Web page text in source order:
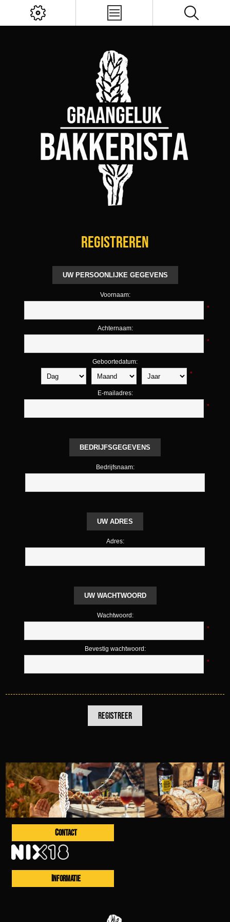
Registreren
UW PERSOONLIJKE GEGEVENS
Voornaam:
*
Achternaam:
*
Geboortedatum:
*
E-mailadres:
*
BEDRIJFSGEGEVENS
Bedrijfsnaam:
UW ADRES
Adres:
UW WACHTWOORD
Wachtwoord:
*
Bevestig wachtwoord:
*
CONTACT
INFORMATIE